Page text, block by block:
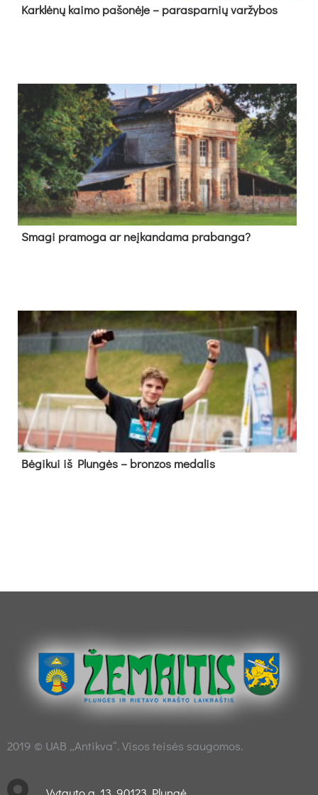
Kark­lė­nų kai­mo pa­šo­nė­je – pa­ras­par­nių var­žy­bos
Sma­gi pra­mo­ga ar neį­kan­da­ma pra­ban­ga?
Bė­gi­kui iš Plun­gės – bron­zos me­da­lis
2019 © UAB „Antikva“. Visos teisės saugomos.